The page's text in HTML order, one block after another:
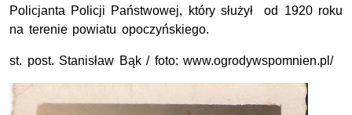
Policjanta Policji Państwowej, który służył od 1920 roku
na terenie powiatu opoczyńskiego.
st. post. Stanisław Bąk / foto: www.ogrodywspomnien.pl/